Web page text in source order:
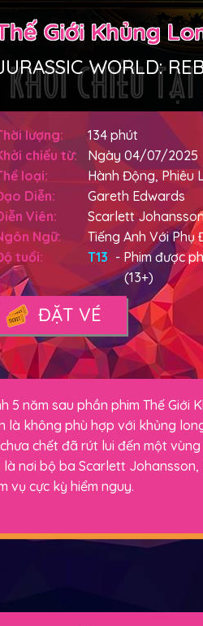
Giới Khủng
WORLD:
lượng:
134 phút
chiếu từ:
Ngày 04/07/2025
loại:
Hành Động, Phiêu
Diễn:
Gareth Edwards
Viên:
Scarlett
Ngữ:
Tiếng Anh Với Phụ
tuổi:
T13 - Phim được
(13+)
ĐẶT VÉ
5 năm sau phần phim Thế Giới
không phù hợp với khủng
chết đã rút lui đến một
nơi bộ ba Scarlett Johansson,
vụ cực kỳ hiểm nguy.